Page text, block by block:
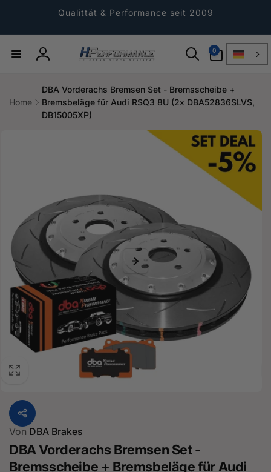
Qualittät & Performance seit 2009
Einloggen
0
Artikel
Home
DBA Vorderachs Bremsen Set - Bremsscheibe +
Bremsbeläge für Audi RSQ3 8U (2x DBA52836SLVS,
DB15005XP)
Von DBA Brakes
DBA Vorderachs Bremsen Set -
Bremsscheibe + Bremsbeläge für Audi